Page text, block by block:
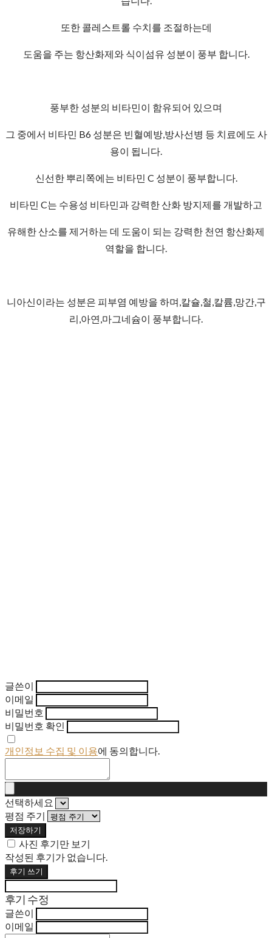
또한 콜레스트롤 수치를 조절하는데
도움을 주는 항산화제와 식이섬유 성분이 풍부 합니다.
풍부한 성분의 비타민이 함유되어 있으며
그 중에서 비타민 B6 성분은 빈혈예방,방사선병 등 치료에도 사
용이 됩니다.
신선한 뿌리쪽에는 비타민 C 성분이 풍부합니다.
비타민 C는 수용성 비타민과 강력한 산화 방지제를 개발하고
유해한 산소를 제거하는 데 도움이 되는 강력한 천연 항산화제
역할을 합니다.
니아신이라는 성분은 피부염 예방을 하며,칼슐,철,칼륨,망간,구
리,아연,마그네슘이 풍부합니다.
글쓴이
이메일
비밀번호
비밀번호 확인
개인정보 수집 및 이용에 동의합니다.
선택하세요
평점 주기
저장하기
사진 후기만 보기
작성된 후기가 없습니다.
후기 쓰기
후기 수정
글쓴이
이메일